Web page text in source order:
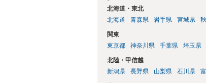
北海道・東北
北海道
青森県 岩手県 宮城県
関東
東京都
神奈川県 千葉県 埼玉県
北陸・甲信越
新潟県
長野県 山梨県 石川県